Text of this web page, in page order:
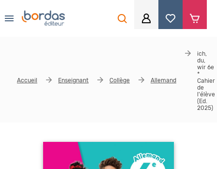
Se souvenir de moi
Accueil Enseignant Collège Allemand
ich,
du,
wir 6e
*
Cahier
de
l'élève
(Ed.
2025)